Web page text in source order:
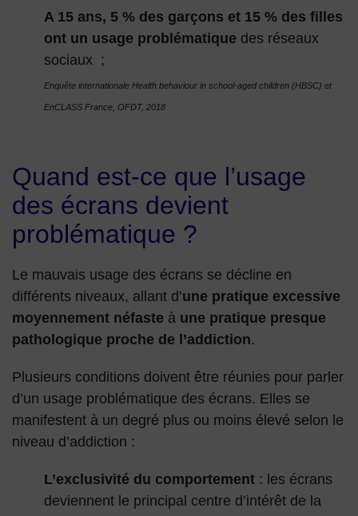
A 15 ans, 5 % des garçons et 15 % des filles
ont un usage problématique des réseaux
sociaux ;
Enquête internationale Health behaviour in school-aged children (HBSC) et
EnCLASS France, OFDT, 2018
Quand est-ce que l’usage
des écrans devient
problématique ?
Le mauvais usage des écrans se décline en
différents niveaux, allant d’une pratique excessive
moyennement néfaste à une pratique presque
pathologique proche de l’addiction.
Plusieurs conditions doivent être réunies pour parler
d’un usage problématique des écrans. Elles se
manifestent à un degré plus ou moins élevé selon le
niveau d’addiction :
L’exclusivité du comportement : les écrans
deviennent le principal centre d’intérêt de la